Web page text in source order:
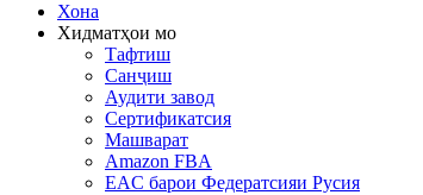
Хона
Хидматҳои мо
Тафтиш
Санҷиш
Аудити завод
Сертификатсия
Машварат
Amazon FBA
EAC барои Федератсияи Русия